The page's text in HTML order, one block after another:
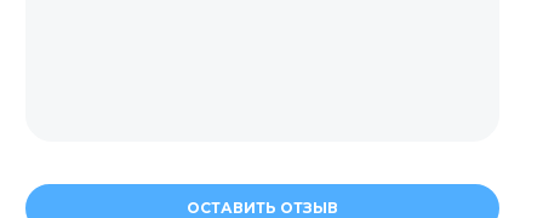
ОСТАВИТЬ ОТЗЫВ